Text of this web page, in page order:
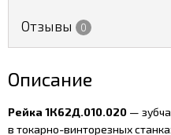
Отзывы 0
Описание
Рейка 1К62Д.010.020 —
в токарно-винторезных